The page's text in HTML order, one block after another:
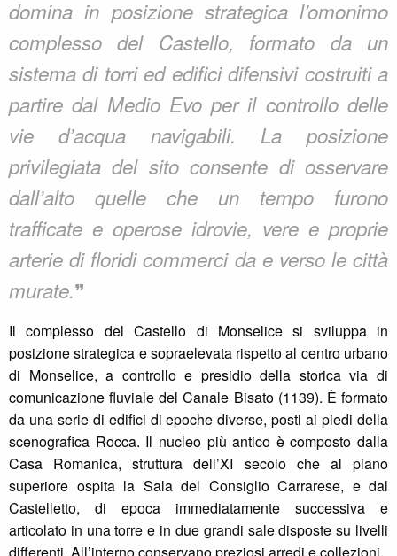
domina in posizione strategica l’omonimo
complesso del Castello, formato da un
sistema di torri ed edifici difensivi costruiti a
partire dal Medio Evo per il controllo delle
vie d’acqua navigabili. La posizione
privilegiata del sito consente di osservare
dall’alto quelle che un tempo furono
trafficate e operose idrovie, vere e proprie
arterie di floridi commerci da e verso le città
murate.❞
Il complesso del Castello di Monselice si sviluppa in
posizione strategica e sopraelevata rispetto al centro urbano
di Monselice, a controllo e presidio della storica via di
comunicazione fluviale del Canale Bisato (1139). È formato
da una serie di edifici di epoche diverse, posti ai piedi della
scenografica Rocca. Il nucleo più antico è composto dalla
Casa Romanica, struttura dell’XI secolo che al piano
superiore ospita la Sala del Consiglio Carrarese, e dal
Castelletto, di epoca immediatamente successiva e
articolato in una torre e in due grandi sale disposte su livelli
differenti. All’interno conservano preziosi arredi e collezioni.